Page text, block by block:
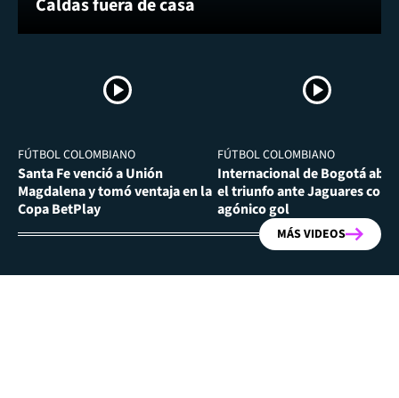
Caldas fuera de casa
FÚTBOL COLOMBIANO
Santa Fe venció a Unión
Magdalena y tomó ventaja en la
Copa BetPlay
FÚTBOL COLOMBIANO
Internacional de Bogotá
el triunfo ante Jaguares con
agónico gol
MÁS VIDEOS